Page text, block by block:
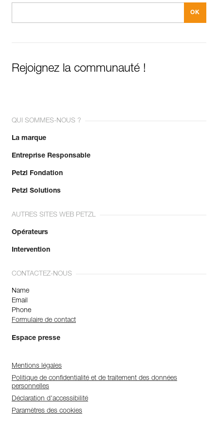
Rejoignez la communauté !
QUI SOMMES-NOUS ?
La marque
Entreprise Responsable
Petzl Fondation
Petzl Solutions
AUTRES SITES WEB PETZL
Opérateurs
Intervention
CONTACTEZ-NOUS
Name
Email
Phone
Formulaire de contact
Espace presse
Mentions légales
Politique de confidentialité et de traitement des données
personnelles
Déclaration d'accessibilité
Paramètres des cookies